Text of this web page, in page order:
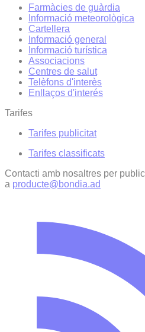
Farmàcies de guàrdia
Informació meteorològica
Cartellera
Informació general
Informació turística
Associacions
Centres de salut
Telèfons d'interès
Enllaços d'interés
Tarifes
Tarifes publicitat
Tarifes classificats
Contacti amb nosaltres per
a producte@bondia.ad